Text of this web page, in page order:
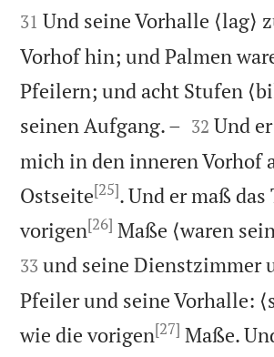
31 Und seine Vorhalle ⟨lag⟩
Vorhof hin; und Palmen
Pfeilern; und acht Stufen
seinen Aufgang. – 

32 Und
mich in den inneren Vorhof
Ostseite[25]. Und er maß
vorigen[26] Maße ⟨waren
33 und seine Dienstzimmer
Pfeiler und seine Vorhalle:
wie die vorigen[27] Maße.